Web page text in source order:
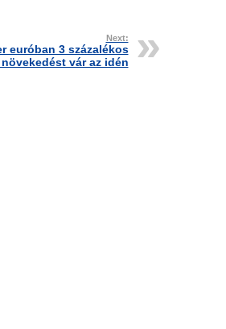
Next:
euróban 3 százalékos
vár az idén